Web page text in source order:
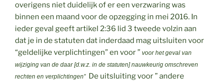
overigens niet duidelijk of er een verzwaring was
binnen een maand voor de opzegging in mei 2016. In
ieder geval geeft artikel 2:36 lid 3 tweede volzin aan
dat je in de statuten dat inderdaad mag uitsluiten voor
“geldelijke verplichtingen” en voor ” voor het geval van
wijziging van de daar [d.w.z. in de statuten] nauwkeurig omschreven
rechten en verplichtingen” De uitsluiting voor ” andere